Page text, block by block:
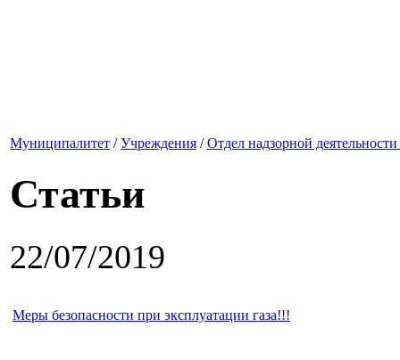
Муниципалитет /Учреждения /Отдел надзорной
Статьи
22/07/2019
Меры безопасности при эксплуатации газа!!!